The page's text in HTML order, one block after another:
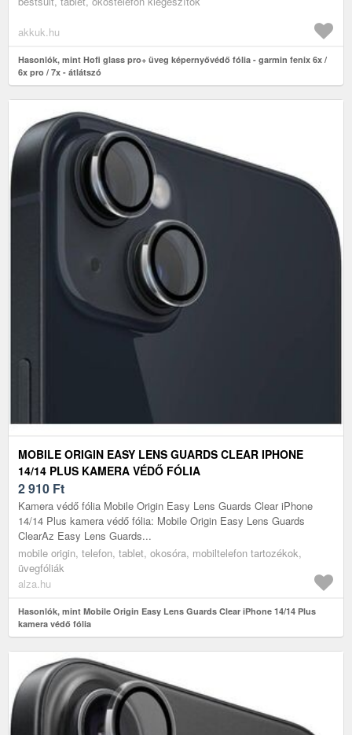
akkuk.hu
Hasonlók, mint Hofi glass pro+ üveg képernyővédő fólia - garmin fenix 6x /
6x pro / 7x - átlátszó
MOBILE ORIGIN EASY LENS GUARDS CLEAR IPHONE
14/14 PLUS KAMERA VÉDŐ FÓLIA
2 910 Ft
Kamera védő fólia Mobile Origin Easy Lens Guards Clear iPhone
14/14 Plus kamera védő fólia: Mobile Origin Easy Lens Guards
ClearAz Easy Lens Guards...
mobile origin, telefon, tablet, okosóra, mobiltelefon tartozékok,
üvegfóliák
alza.hu
Hasonlók, mint Mobile Origin Easy Lens Guards Clear iPhone 14/14 Plus
kamera védő fólia